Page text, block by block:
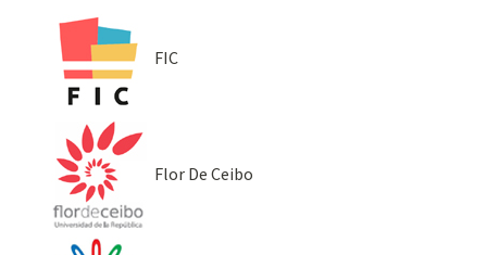
FIC
Flor De Ceibo